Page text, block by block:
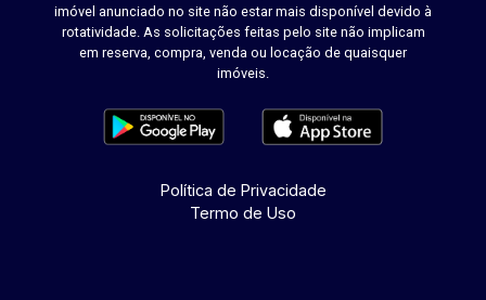
imóvel anunciado no site não estar mais disponível devido à
rotatividade. As solicitações feitas pelo site não implicam
em reserva, compra, venda ou locação de quaisquer
imóveis.
Política de Privacidade
Termo de Uso